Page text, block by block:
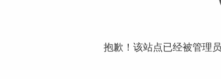
抱歉！该站点已经被管理